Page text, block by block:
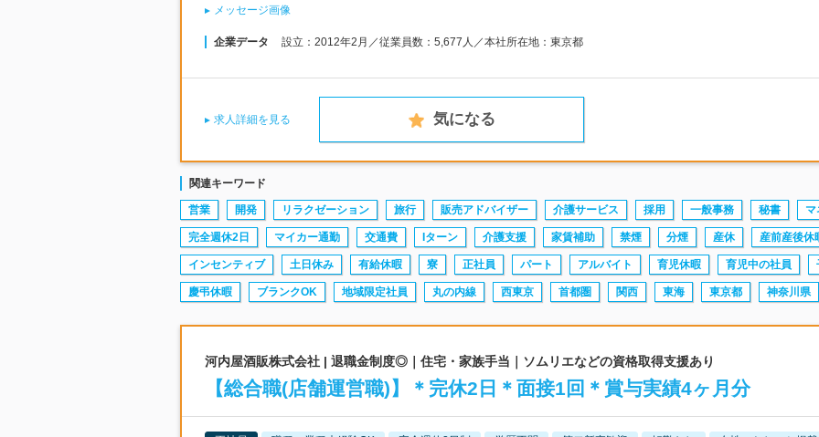
メッセージ画像
企業データ 設立：2012年2月／従業員数：5,677人／本社所在地：東京都
求人詳細を見る 気になる
関連キーワード
営業 開発 リラクゼーション 旅行 販売アドバイザー 介護サービス 採用 一般事務 秘書 マ
完全週休2日 マイカー通勤 交通費 Iターン 介護支援 家賃補助 禁煙 分煙 産休 産前産後休
インセンティブ 土日休み 有給休暇 寮 正社員 パート アルバイト 育児休暇 育児中の社員
慶弔休暇 ブランクOK 地域限定社員 丸の内線 西東京 首都圏 関西 東海 東京都 神奈川県
河内屋酒販株式会社 | 退職金制度◎｜住宅・家族手当｜ソムリエなどの資格取得支援あり
【総合職(店舗運営職)】＊完休2日＊面接1回＊賞与実績4ヶ月分